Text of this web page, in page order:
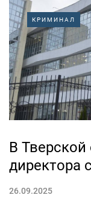
КРИМИНАЛ
В Тверской
директора
26.09.2025